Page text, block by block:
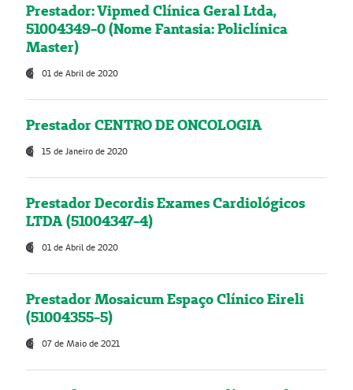
Prestador: Vipmed Clínica Geral Ltda,
51004349-0 (Nome Fantasia: Policlínica
Master)
01 de Abril de 2020
Prestador CENTRO DE ONCOLOGIA
15 de Janeiro de 2020
Prestador Decordis Exames Cardiológicos
LTDA (51004347-4)
01 de Abril de 2020
Prestador Mosaicum Espaço Clínico Eireli
(51004355-5)
07 de Maio de 2021